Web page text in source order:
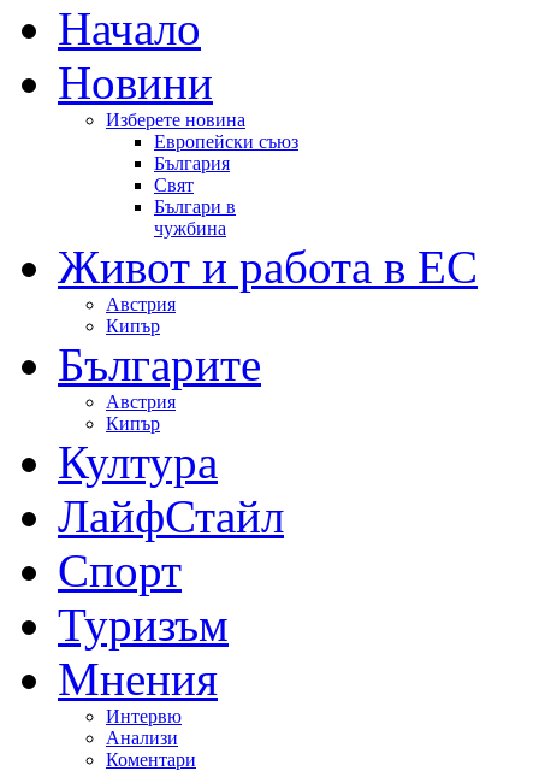
Начало
Новини
Изберете новина
Европейски съюз
България
Свят
Българи в
чужбина
Живот и работа в ЕС
Австрия
Кипър
Българите
Австрия
Кипър
Култура
ЛайфСтайл
Спорт
Туризъм
Мнения
Интервю
Анализи
Коментари